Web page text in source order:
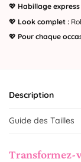
💖 Habillage express
💖 Look complet :
💖 Pour chaque
Description
Guide des Tailles
Transformez-